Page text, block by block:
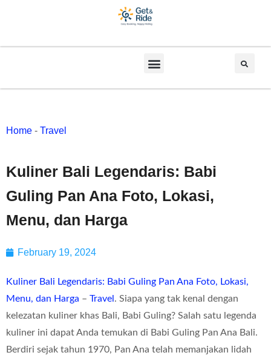
Home - Travel
Kuliner Bali Legendaris: Babi
Guling Pan Ana Foto, Lokasi,
Menu, dan Harga
February 19, 2024
Kuliner Bali Legendaris: Babi Guling Pan Ana Foto, Lokasi,
Menu, dan Harga – Travel . Siapa yang tak kenal dengan
kelezatan kuliner khas Bali, Babi Guling? Salah satu legenda
kuliner ini dapat Anda temukan di Babi Guling Pan Ana Bali.
Berdiri sejak tahun 1970, Pan Ana telah memanjakan lidah